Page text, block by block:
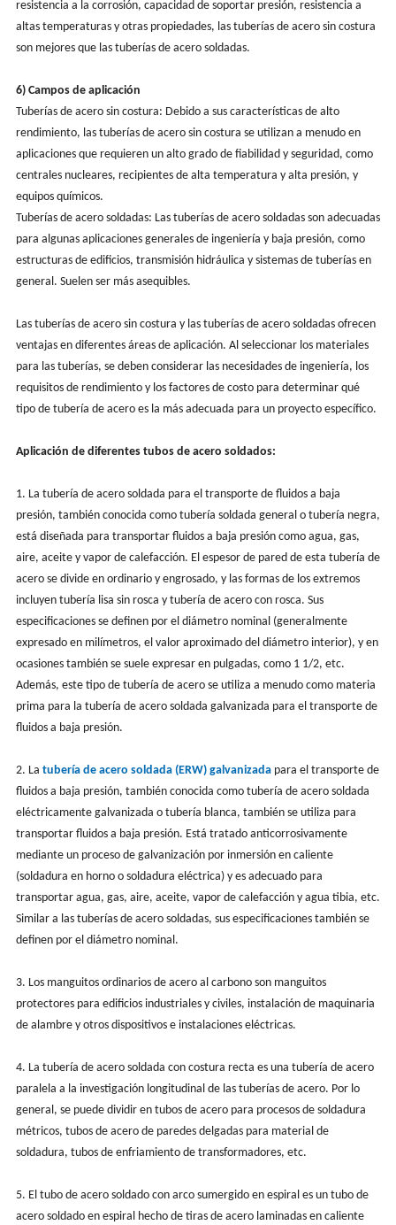
resistencia a la corrosión, capacidad de soportar presión, resistencia a
altas temperaturas y otras propiedades, las tuberías de acero sin costura
son mejores que las tuberías de acero soldadas.
6) Campos de aplicación
Tuberías de acero sin costura: Debido a sus características de alto
rendimiento, las tuberías de acero sin costura se utilizan a menudo en
aplicaciones que requieren un alto grado de fiabilidad y seguridad, como
centrales nucleares, recipientes de alta temperatura y alta presión, y
equipos químicos.
Tuberías de acero soldadas: Las tuberías de acero soldadas son adecuadas
para algunas aplicaciones generales de ingeniería y baja presión, como
estructuras de edificios, transmisión hidráulica y sistemas de tuberías en
general. Suelen ser más asequibles.
Las tuberías de acero sin costura y las tuberías de acero soldadas ofrecen
ventajas en diferentes áreas de aplicación. Al seleccionar los materiales
para las tuberías, se deben considerar las necesidades de ingeniería, los
requisitos de rendimiento y los factores de costo para determinar qué
tipo de tubería de acero es la más adecuada para un proyecto específico.
Aplicación de diferentes tubos de acero soldados:
1. La tubería de acero soldada para el transporte de fluidos a baja
presión, también conocida como tubería soldada general o tubería negra,
está diseñada para transportar fluidos a baja presión como agua, gas,
aire, aceite y vapor de calefacción. El espesor de pared de esta tubería de
acero se divide en ordinario y engrosado, y las formas de los extremos
incluyen tubería lisa sin rosca y tubería de acero con rosca. Sus
especificaciones se definen por el diámetro nominal (generalmente
expresado en milímetros, el valor aproximado del diámetro interior), y en
ocasiones también se suele expresar en pulgadas, como 1 1/2, etc.
Además, este tipo de tubería de acero se utiliza a menudo como materia
prima para la tubería de acero soldada galvanizada para el transporte de
fluidos a baja presión.
2. La tubería de acero soldada (ERW) galvanizadapara el transporte de
fluidos a baja presión, también conocida como tubería de acero soldada
eléctricamente galvanizada o tubería blanca, también se utiliza para
transportar fluidos a baja presión. Está tratado anticorrosivamente
mediante un proceso de galvanización por inmersión en caliente
(soldadura en horno o soldadura eléctrica) y es adecuado para
transportar agua, gas, aire, aceite, vapor de calefacción y agua tibia, etc.
Similar a las tuberías de acero soldadas, sus especificaciones también se
definen por el diámetro nominal.
3. Los manguitos ordinarios de acero al carbono son manguitos
protectores para edificios industriales y civiles, instalación de maquinaria
de alambre y otros dispositivos e instalaciones eléctricas.
4. La tubería de acero soldada con costura recta es una tubería de acero
paralela a la investigación longitudinal de las tuberías de acero. Por lo
general, se puede dividir en tubos de acero para procesos de soldadura
métricos, tubos de acero de paredes delgadas para material de
soldadura, tubos de enfriamiento de transformadores, etc.
5. El tubo de acero soldado con arco sumergido en espiral es un tubo de
acero soldado en espiral hecho de tiras de acero laminadas en caliente